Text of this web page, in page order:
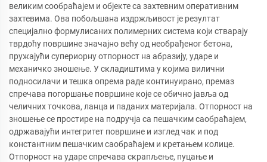
великим сообраћајем и објекте са захтевним оперативним
захтевима. Ова побољшана издржљивост је резултат
специјално формулисаних полимерних система који стварају
тврдоћу површине значајно већу од необрађеног бетона,
пружајући супериорну отпорност на абразију, ударе и
механичко зношење. У складиштима у којима вилични
подносилачи и тешка опрема раде континуирано, премаз
спречава погоршање површине које се обично јавља од
челичних точкова, ланца и паданих материјала. Отпорност на
зношење се простире на подручја са пешачким саобраћајем,
одржавајући интегритет површине и изглед чак и под
константним пешачким саобраћајем и кретањем колице.
Отпорност на ударе спречава скрапљење, пуцање и